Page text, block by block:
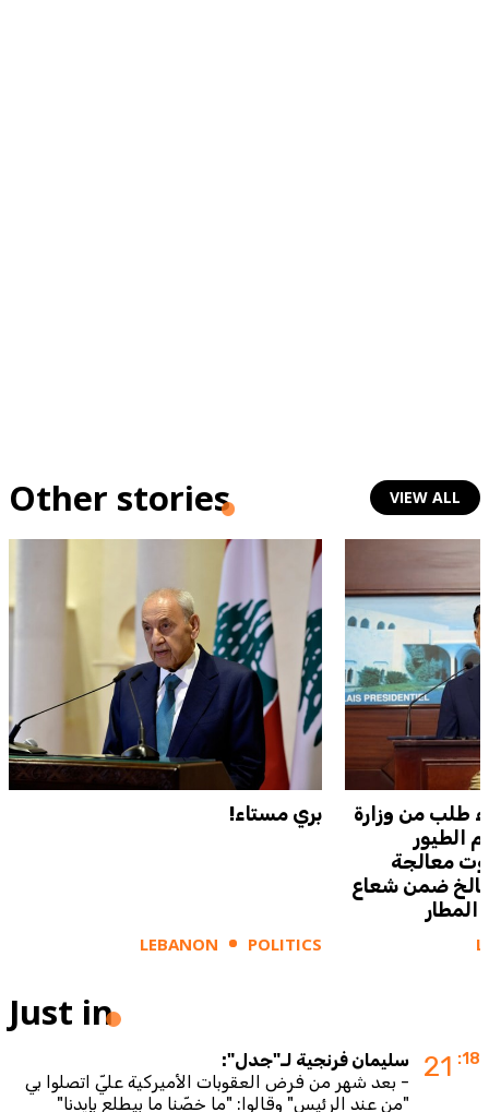
Other stories VIEW ALL
بري مستاء!
LEBANON POLITICS
طلب من وزارة
الطيور
معالجة
ضمن شعاع
Just in
21 :18
سليمان فرنجية لـ"جدل":
- بعد شهر من فرض العقوبات الأميركية عليّ اتصلوا بي
"من عند الرئيس" وقالوا: "ما خصّنا ما بيطلع بإيدنا"